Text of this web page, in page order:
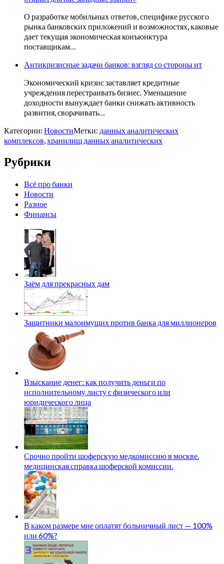
О разработке мобильных ответов, специфике русского
рынка банковских приложений и возможностях, каковые
дает текущая экономическая конъюнктура
поставщикам…
Антикризисные задачи банков: взгляд со стороны ит
Экономический кризис заставляет кредитные
учреждения перестраивать бизнес. Уменьшение
доходности вынуждает банки снижать активность
развития, сворачивать…
Категории: НовостиМетки: данных аналитических
комплексов,хранилищ данных аналитических
Рубрики
Всё про банки
Новости
Разное
Финансы
Заём для прекрасных дам
Защитники малоимущих против банка для миллионеров
Взыскание денег: как получить деньги по
исполнительному листу с физического или
юридического лица
Срочно пройти шоферскую медкомиссию в москве.
медицинская справка шоферской комиссии.
В каком размере мне оплатят больничный лист — 100%
или 60%?